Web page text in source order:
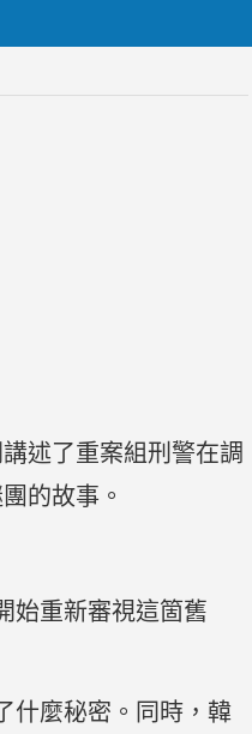
述了重案組刑警在調
的故事。
始重新審視這箇舊
什麼秘密。同時，韓